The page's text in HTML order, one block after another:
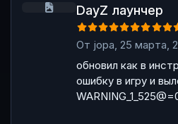
DayZ лаунчер
От jopa,25 марта,
обновил как в
ошибку в игру и